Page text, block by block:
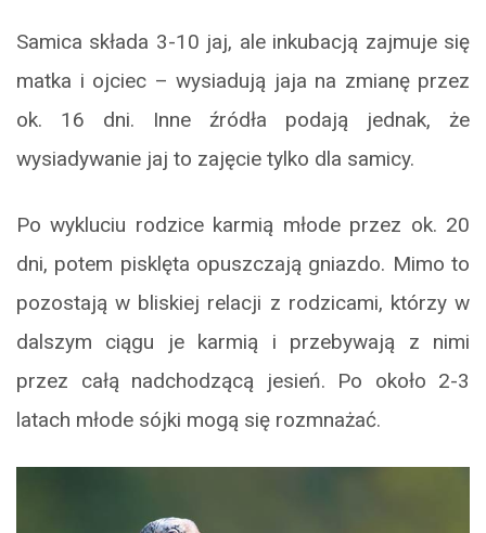
Samica składa 3-10 jaj, ale inkubacją zajmuje się
matka i ojciec – wysiadują jaja na zmianę przez
ok. 16 dni. Inne źródła podają jednak, że
wysiadywanie jaj to zajęcie tylko dla samicy.
Po wykluciu rodzice karmią młode przez ok. 20
dni, potem pisklęta opuszczają gniazdo. Mimo to
pozostają w bliskiej relacji z rodzicami, którzy w
dalszym ciągu je karmią i przebywają z nimi
przez całą nadchodzącą jesień. Po około 2-3
latach młode sójki mogą się rozmnażać.